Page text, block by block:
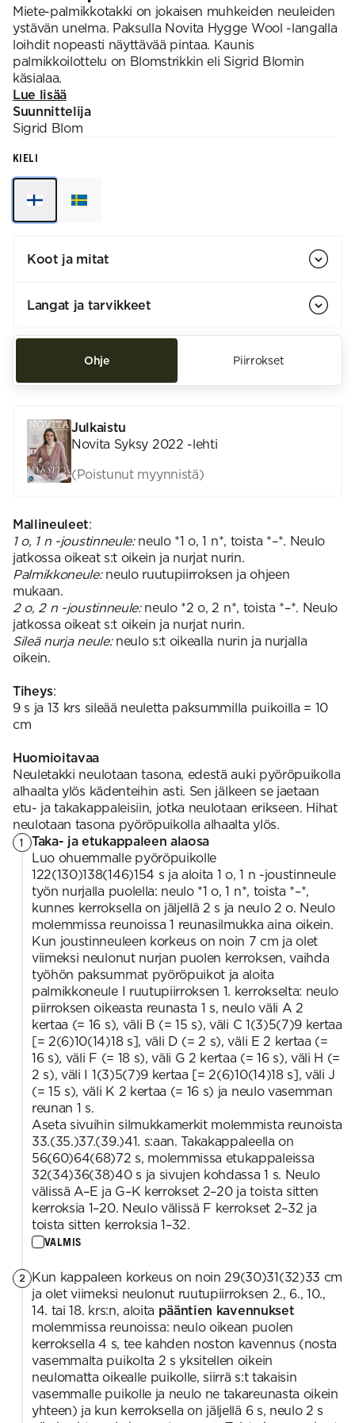
Miete-palmikkotakki on jokaisen muhkeiden neuleiden
ystävän unelma. Paksulla Novita Hygge Wool -langalla
loihdit nopeasti näyttävää pintaa. Kaunis
palmikkoilottelu on Blomstrikkin eli Sigrid Blomin
käsialaa.
Lue lisää
Suunnittelija
Sigrid Blom
KIELI
Koot ja mitat
Langat ja tarvikkeet
Ohje Piirrokset
Julkaistu
Novita Syksy 2022 -lehti
(Poistunut myynnistä)
Mallineuleet:
1 o, 1 n -joustinneule: neulo *1 o, 1 n*, toista *–*. Neulo
jatkossa oikeat s:t oikein ja nurjat nurin.
Palmikkoneule: neulo ruutupiirroksen ja ohjeen
mukaan.
2 o, 2 n -joustinneule: neulo *2 o, 2 n*, toista *–*. Neulo
jatkossa oikeat s:t oikein ja nurjat nurin.
Sileä nurja neule: neulo s:t oikealla nurin ja nurjalla
oikein.
Tiheys:
9 s ja 13 krs sileää neuletta paksummilla puikoilla = 10
cm
Huomioitavaa
Neuletakki neulotaan tasona, edestä auki pyöröpuikolla
alhaalta ylös kädenteihin asti. Sen jälkeen se jaetaan
etu- ja takakappaleisiin, jotka neulotaan erikseen. Hihat
neulotaan tasona pyöröpuikolla alhaalta ylös.
1
Taka- ja etukappaleen alaosa
Luo ohuemmalle pyöröpuikolle
122(130)138(146)154 s ja aloita 1 o, 1 n -joustinneule
työn nurjalla puolella: neulo *1 o, 1 n*, toista *–*,
kunnes kerroksella on jäljellä 2 s ja neulo 2 o. Neulo
molemmissa reunoissa 1 reunasilmukka aina oikein.
Kun joustinneuleen korkeus on noin 7 cm ja olet
viimeksi neulonut nurjan puolen kerroksen, vaihda
työhön paksummat pyöröpuikot ja aloita
palmikkoneule I ruutupiirroksen 1. kerrokselta: neulo
piirroksen oikeasta reunasta 1 s, neulo väli A 2
kertaa (= 16 s), väli B (= 15 s), väli C 1(3)5(7)9 kertaa
[= 2(6)10(14)18 s], väli D (= 2 s), väli E 2 kertaa (=
16 s), väli F (= 18 s), väli G 2 kertaa (= 16 s), väli H (=
2 s), väli I 1(3)5(7)9 kertaa [= 2(6)10(14)18 s], väli J
(= 15 s), väli K 2 kertaa (= 16 s) ja neulo vasemman
reunan 1 s.
Aseta sivuihin silmukkamerkit molemmista reunoista
33.(35.)37.(39.)41. s:aan. Takakappaleella on
56(60)64(68)72 s, molemmissa etukappaleissa
32(34)36(38)40 s ja sivujen kohdassa 1 s. Neulo
välissä A–E ja G–K kerrokset 2–20 ja toista sitten
kerroksia 1–20. Neulo välissä F kerrokset 2–32 ja
toista sitten kerroksia 1–32.
VALMIS
2 Kun kappaleen korkeus on noin 29(30)31(32)33 cm
ja olet viimeksi neulonut ruutupiirroksen 2., 6., 10.,
14. tai 18. krs:n, aloita pääntien kavennukset
molemmissa reunoissa: neulo oikean puolen
kerroksella 4 s, tee kahden noston kavennus (nosta
vasemmalta puikolta 2 s yksitellen oikein
neulomatta oikealle puikolle, siirrä s:t takaisin
vasemmalle puikolle ja neulo ne takareunasta oikein
yhteen) ja kun kerroksella on jäljellä 6 s, neulo 2 s